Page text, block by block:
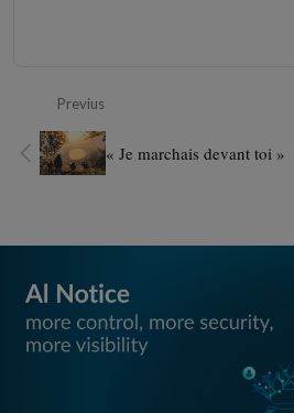
Previus
« Je marchais devant toi »